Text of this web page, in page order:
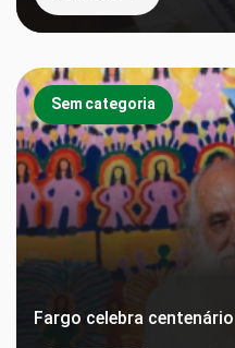
Sem categoria
Fargo celebra